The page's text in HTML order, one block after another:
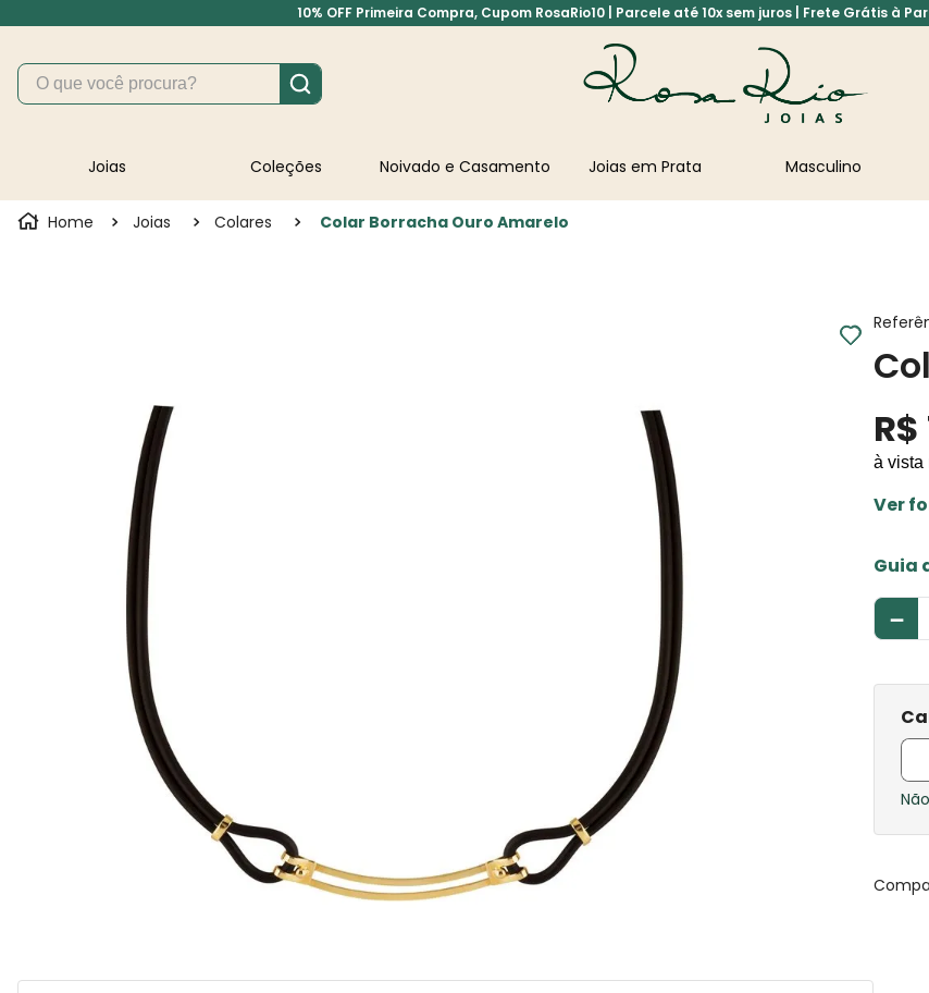
10% OFF Primeira Compra, Cupom RosaRio10 | Parcele até 10x sem juros | Frete Grátis à
O que você procura?
Joias Coleções Noivado e Casamento Joias em Prata Masculino
Joias Colares Colar Borracha Ouro Amarelo
R$
à vista
Ver
Guia
－